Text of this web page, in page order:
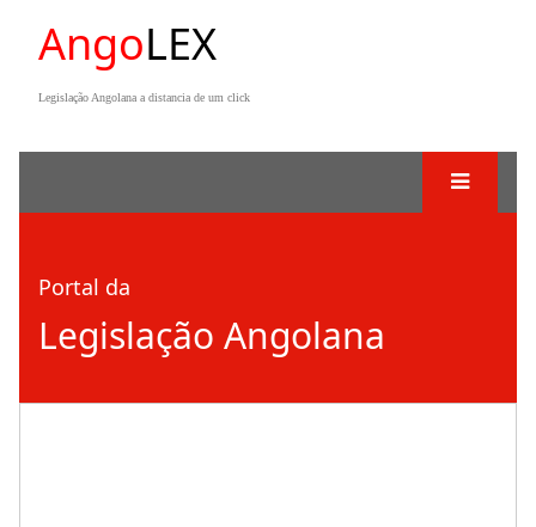
AngoLEX
Legislação Angolana a distancia de um click
Portal da
Legislação Angolana